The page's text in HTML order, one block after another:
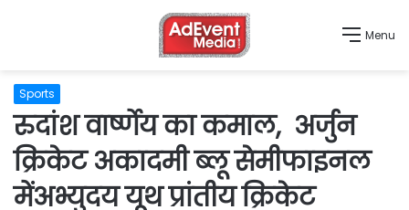
Menu
Sports
रुदांश वार्ष्णेय का कमाल, अर्जुन
क्रिकेट अकादमी ब्लू सेमीफाइनल
मेंअभ्युदय यूथ प्रांतीय क्रिकेट